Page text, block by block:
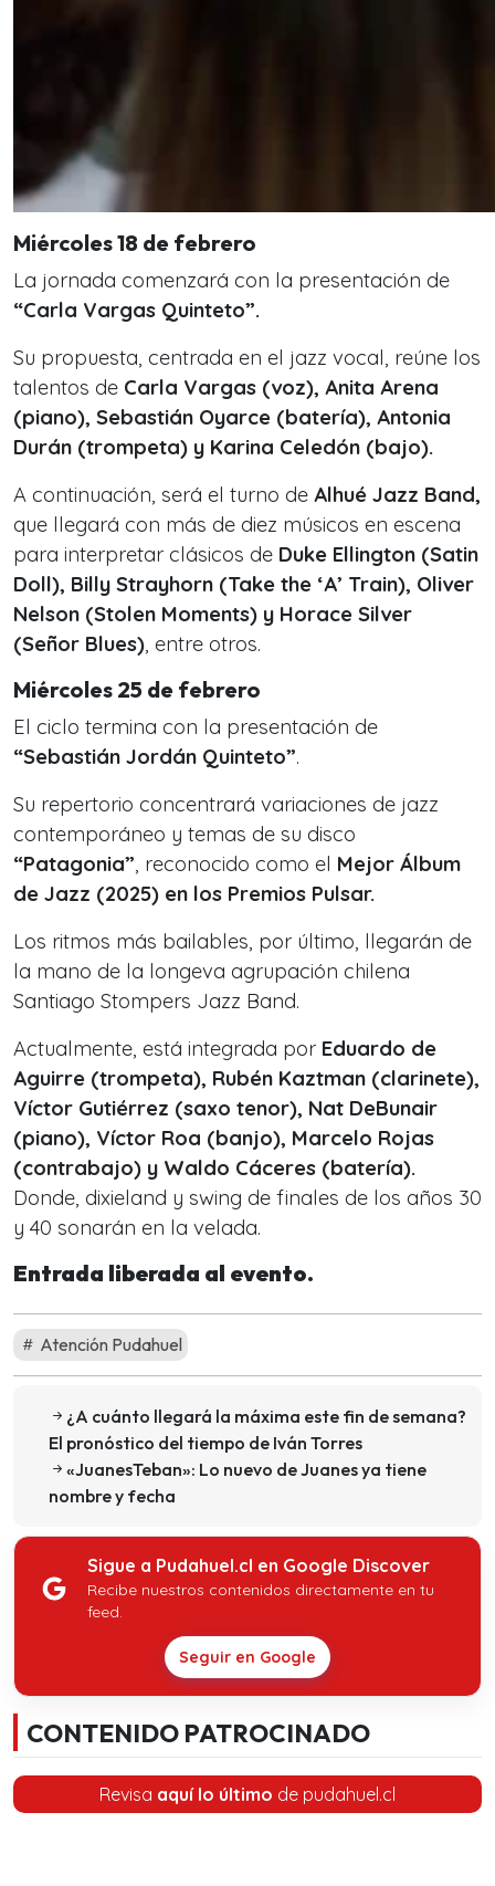
Miércoles 18 de febrero
La jornada comenzará con la presentación de
“Carla Vargas Quinteto”.
Su propuesta, centrada en el jazz vocal, reúne los
talentos de Carla Vargas (voz), Anita Arena
(piano), Sebastián Oyarce (batería), Antonia
Durán (trompeta) y Karina Celedón (bajo).
A continuación, será el turno de Alhué Jazz Band,
que llegará con más de diez músicos en escena
para interpretar clásicos de Duke Ellington (Satin
Doll), Billy Strayhorn (Take the ‘A’ Train), Oliver
Nelson (Stolen Moments) y Horace Silver
(Señor Blues) , entre otros.
Miércoles 25 de febrero
El ciclo termina con la presentación de
“Sebastián Jordán Quinteto”.
Su repertorio concentrará variaciones de jazz
contemporáneo y temas de su disco
“Patagonia” , reconocido como el Mejor Álbum
de Jazz (2025) en los Premios Pulsar.
Los ritmos más bailables, por último, llegarán de
la mano de la longeva agrupación chilena
Santiago Stompers Jazz Band.
Actualmente, está integrada por Eduardo de
Aguirre (trompeta), Rubén Kaztman (clarinete),
Víctor Gutiérrez (saxo tenor), Nat DeBunair
(piano), Víctor Roa (banjo), Marcelo Rojas
(contrabajo) y Waldo Cáceres (batería).
Donde, dixieland y swing de finales de los años 30
y 40 sonarán en la velada.
Entrada liberada al evento.
Atención Pudahuel
¿A cuánto llegará la máxima este fin de semana?
El pronóstico del tiempo de Iván Torres
«JuanesTeban»: Lo nuevo de Juanes ya tiene
nombre y fecha
Sigue a Pudahuel.cl en Google Discover
Recibe nuestros contenidos directamente en tu
feed.
Seguir en Google
CONTENIDO PATROCINADO
Revisa aquí lo último de pudahuel.cl